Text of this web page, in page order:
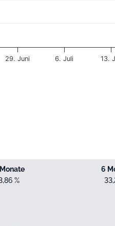
29. Juni 13.
6. Juli
%
6